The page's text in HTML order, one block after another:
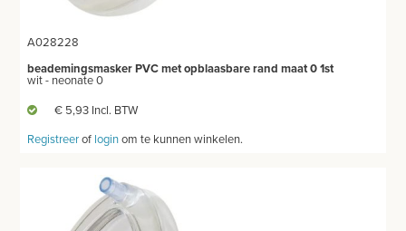
A028228
beademingsmasker PVC met opblaasbare rand maat 0 1st
wit - neonate 0
€ 5,93 Incl. BTW
Registreerof loginom te kunnen winkelen.